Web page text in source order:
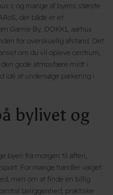
c og mange af byens største
der både er et
Gamle By, DOKK1, aarhus
for overskuelig afstand. Det
om du vil opleve centrum,
den gode atmosfære midt i
idé at undersøge parkering i
bylivet og
byen fra morgen til aften,
For mange handler valget
men om at finde en billig
beliggenhed, praktiske